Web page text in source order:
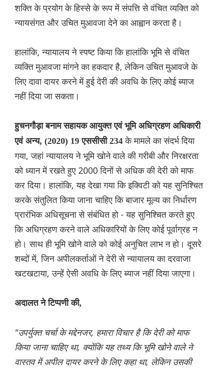
शक्ति के प्रयोग के हिस्से के रूप में संपत्ति से वंचित व्यक्ति को
न्यायसंगत और उचित मुआवजा देने का आह्वान करता है।
हालांकि, न्यायालय ने स्पष्ट किया कि हालांकि भूमि से वंचित
व्यक्ति मुआवजा मांगने का हकदार है, लेकिन उचित मुआवजे के
लिए दावा दायर करने में हुई देरी की अवधि के लिए कोई ब्याज
नहीं दिया जा सकता।
हुचनगौड़ा बनाम सहायक आयुक्त एवं भूमि अधिग्रहण अधिकारी
एवं अन्य, (2020) 19 एससीसी 234के मामले का संदर्भ दिया
गया, जहां न्यायालय ने भूमि खोने वाले की गरीबी और निरक्षरता
को ध्यान में रखते हुए 2000 दिनों से अधिक की देरी को माफ
कर दिया। हालांकि, यह देखा गया कि इक्विटी को यह सुनिश्चित
करके संतुलित किया जाना चाहिए कि बाजार मूल्य का निर्धारण
प्रारंभिक अधिसूचना से संबंधित हो - यह सुनिश्चित करते हुए
कि अधिग्रहण करने वाले अधिकारियों के लिए कोई पूर्वाग्रह न
हो। साथ ही भूमि खोने वाले को कोई अनुचित लाभ न हो। दूसरे
शब्दों में, जिन अपीलकर्ताओं ने देरी से न्यायालय का दरवाजा
खटखटाया, उन्हें ऐसी अवधि के लिए ब्याज नहीं दिया जाएगा।
अदालत ने टिप्पणी की,
"उपर्युक्त चर्चा के मद्देनजर, हमारा विचार है कि देरी को माफ
किया जाना चाहिए था, क्योंकि यह तथ्य कि भूमि खोने वाले ने
वास्तव में अपील दायर करने के लिए कहा था, लेकिन उसकी